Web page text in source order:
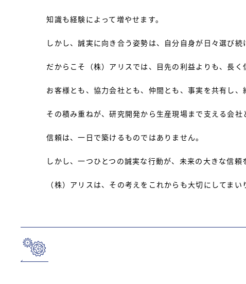
知識も経験によって増やせます。
しかし、誠実に向き合う姿勢は、自分自身が日々選び続
だからこそ（株）アリスでは、目先の利益よりも、長く
お客様とも、協力会社とも、仲間とも、事実を共有し、
その積み重ねが、研究開発から生産現場まで支える会社
信頼は、一日で築けるものではありません。
しかし、一つひとつの誠実な行動が、未来の大きな信頼
（株）アリスは、その考えをこれからも大切にしてまい